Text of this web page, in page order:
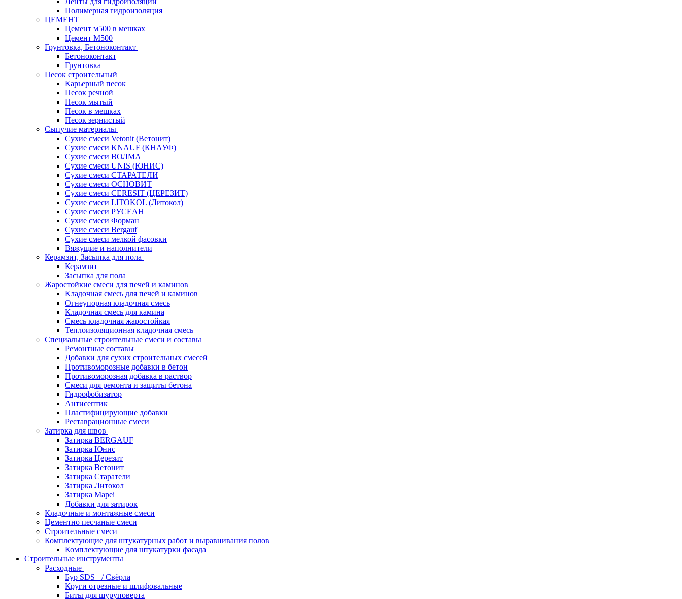
Полимерная гидроизоляция
ЦЕМЕНТ
Цемент м500 в мешках
Цемент М500
Грунтовка, Бетоноконтакт
Бетоноконтакт
Грунтовка
Песок строительный
Карьерный песок
Песок речной
Песок мытый
Песок в мешках
Песок зернистый
Сыпучие материалы
Сухие смеси Vetonit (Ветонит)
Сухие смеси KNAUF (КНАУФ)
Сухие смеси ВОЛМА
Сухие смеси UNIS (ЮНИС)
Сухие смеси СТАРАТЕЛИ
Сухие смеси ОСНОВИТ
Сухие смеси СERESIT (ЦЕРЕЗИТ)
Сухие смеси LITOKOL (Литокол)
Сухие смеси РУСЕАН
Сухие смеси Форман
Сухие смеси Bergauf
Сухие смеси мелкой фасовки
Вяжущие и наполнители
Керамзит, Засыпка для пола
Керамзит
Засыпка для пола
Жаростойкие смеси для печей и каминов
Кладочная смесь для печей и каминов
Огнеупорная кладочная смесь
Кладочная смесь для камина
Смесь кладочная жаростойкая
Теплоизоляционная кладочная смесь
Специальные строительные смеси и составы
Ремонтные составы
Добавки для сухих строительных смесей
Противоморозные добавки в бетон
Противоморозная добавка в раствор
Смеси для ремонта и защиты бетона
Гидрофобизатор
Антисептик
Пластифицирующие добавки
Реставрационные смеси
Затирка для швов
Затирка BERGAUF
Затирка Юнис
Затирка Церезит
Затирка Ветонит
Затирка Старатели
Затирка Литокол
Затирка Mapei
Добавки для затирок
Кладочные и монтажные смеси
Цементно песчаные смеси
Строительные смеси
Комплектующие для штукатурных работ и выравнивания полов
Комплектующие для штукатурки фасада
Строительные инструменты
Расходные
Бур SDS+ / Свёрла
Круги отрезные и шлифовальные
Биты для шуруповерта